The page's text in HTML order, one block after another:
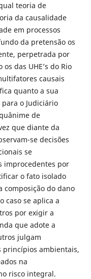
teoria de
da causalidade
em processos
da pretensão os
perpetrada por
das UHE’s do Rio
causais
quanto a sua
o Judiciário
de
que diante da
se decisões
se
improcedentes por
o fato isolado
do dano
caso se aplica a
por exigir a
que adote a
julgam
princípios ambientais,
na
risco integral.